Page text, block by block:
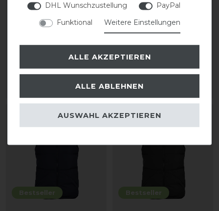
Bestseller
339,00 € *
ARTIKEL MERKEN
Kingsland Thermojacke
189,00 € *
ARTIKEL MERKEN
Bestseller Bestseller
DHL Wunschzustellung
PayPal
Funktional
Weitere Einstellungen
ALLE AKZEPTIEREN
ALLE ABLEHNEN
AUSWAHL AKZEPTIEREN